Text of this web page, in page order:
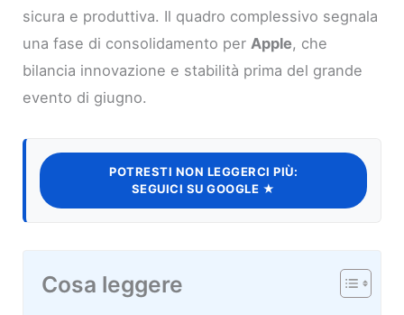
sicura e produttiva. Il quadro complessivo segnala
una fase di consolidamento perApple, che
bilancia innovazione e stabilità prima del grande
evento di giugno.
POTRESTI NON LEGGERCI PIÙ:
SEGUICI SU GOOGLE ★
Cosa leggere